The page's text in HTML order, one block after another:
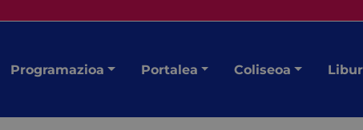
Programazioa Portalea Coliseoa